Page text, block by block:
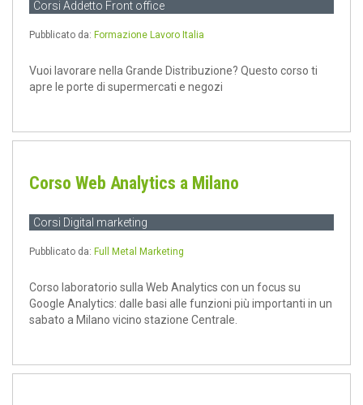
Corsi Addetto Front office
Pubblicato da: Formazione Lavoro Italia
Vuoi lavorare nella Grande Distribuzione? Questo corso ti
apre le porte di supermercati e negozi
Corso Web Analytics a Milano
Corsi Digital marketing
Pubblicato da: Full Metal Marketing
Corso laboratorio sulla Web Analytics con un focus su
Google Analytics: dalle basi alle funzioni più importanti in un
sabato a Milano vicino stazione Centrale.